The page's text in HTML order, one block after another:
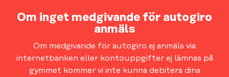
Om inget medgivande för autogiro
anmäls
Om medgivande för autogiro ej anmäls via
internetbanken eller kontouppgifter ej lämnas på
gymmet kommer vi inte kunna debitera dina